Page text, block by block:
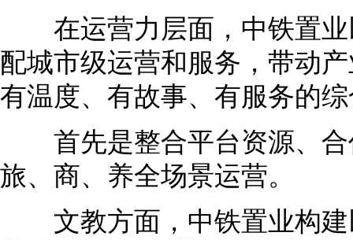
在运营力层面，中铁置业
配城市级运营和服务，带动
有温度、有故事、有服务的
首先是整合平台资源、合
旅、商、养全场景运营。
文教方面，中铁置业构建